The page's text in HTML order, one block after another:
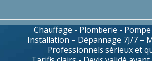
Chauffage - Plomberie -
Installation – Dépannage 7J/7 –
Professionnels sérieux et